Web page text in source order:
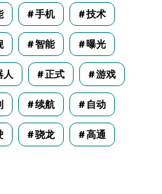
手机 技术
智能 曝光
人 正式 游戏
续航 自动
骁龙 高通